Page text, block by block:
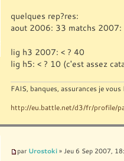
quelques rep?res:
aout 2006: 33 matchs
lig h3 2007: < ? 40
lig h5: < ? 10 (c'est assez
FAIS, banques, assurances je
http://eu.battle.net/d3/fr/profile/
par Urostoki » Jeu 6 Sep 2007,